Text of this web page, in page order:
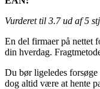
Vurderet til 3.7ud af 5
En del firmaer på nettet
din hverdag.
Du bør ligeledes
dog altid være at hente